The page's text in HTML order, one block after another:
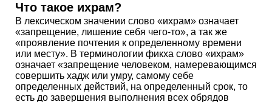
Что такое ихрам?
В лексическом значении слово «ихрам» означает
«запрещение, лишение себя чего-то», а так же
«проявление почтения к определенному времени
или месту». В терминологии фикха слово «ихрам»
означает «запрещение человеком, намеревающимся
совершить хадж или умру, самому себе
определенных действий, на определенный срок, то
есть до завершения выполнения всех обрядов